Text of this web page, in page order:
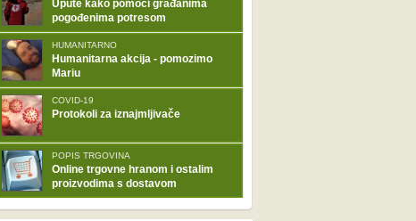
Upute kako pomoći građanima
pogođenima potresom
HUMANITARNO
Humanitarna akcija - pomozimo
Mariu
COVID-19
Protokoli za iznajmljivače
POPIS TRGOVINA
Online trgovne hranom i ostalim
proizvodima s dostavom